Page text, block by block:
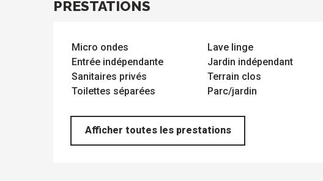
PRESTATIONS
Micro ondes Lave linge
Entrée indépendante
Jardin indépendant
Sanitaires privés
Terrain clos
Toilettes séparées
Parc/jardin
Afficher toutes les prestations